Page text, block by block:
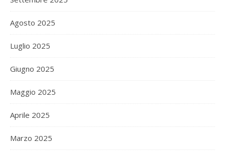
Agosto 2025
Luglio 2025
Giugno 2025
Maggio 2025
Aprile 2025
Marzo 2025